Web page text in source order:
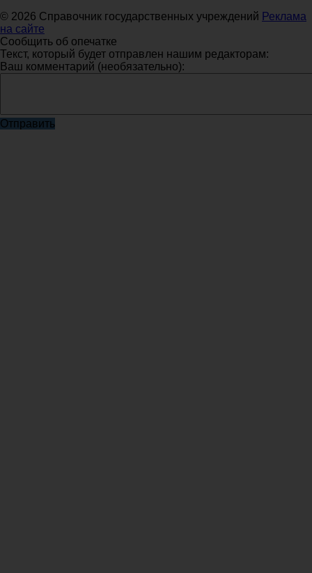
© 2026 Справочник государственных учреждений Реклама
на сайте
Сообщить об опечатке
Текст, который будет отправлен нашим редакторам:
Ваш комментарий (необязательно):
Отправить